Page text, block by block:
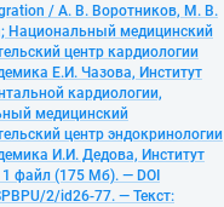
/ А. В. Воротников, М. В.
Национальный медицинский
центр кардиологии
Е.И. Чазова, Институт
кардиологии,
медицинский
центр эндокринологии
И.И. Дедова, Институт
файл (175 Мб). — DOI
2/id26-77. — Текст: